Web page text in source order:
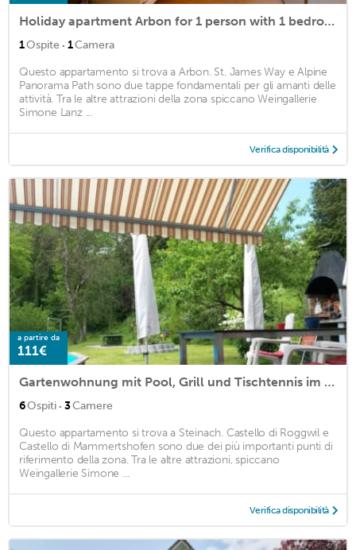
Holiday apartment Arbon for 1 person with 1 bedroom - Holiday apartment
1Ospite · 1Camera
Questo appartamento si trova a Arbon. St. James Way e Alpine
Panorama Path sono due tappe fondamentali per gli amanti delle
attività. Tra le altre attrazioni della zona spiccano Weingallerie
Simone Lanz ...
Verifica disponibilità
a partire da
111€
Gartenwohnung mit Pool, Grill und Tischtennis im Grünen
6Ospiti · 3Camere
Questo appartamento si trova a Steinach. Castello di Roggwil e
Castello di Mammertshofen sono due dei più importanti punti di
riferimento della zona. Tra le altre attrazioni, spiccano
Weingallerie Simone ...
Verifica disponibilità